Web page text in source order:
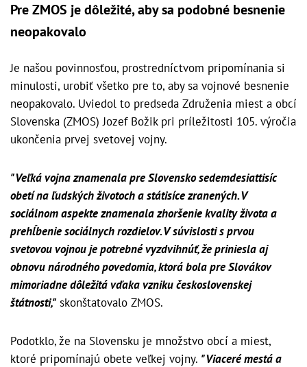
Pre ZMOS je dôležité, aby sa podobné besnenie
neopakovalo
Je našou povinnosťou, prostredníctvom pripomínania si
minulosti, urobiť všetko pre to, aby sa vojnové besnenie
neopakovalo. Uviedol to predseda Združenia miest a obcí
Slovenska (ZMOS) Jozef Božik pri príležitosti 105. výročia
ukončenia prvej svetovej vojny.
"Veľká vojna znamenala pre Slovensko sedemdesiattisíc
obetí na ľudských životoch a státisíce zranených. V
sociálnom aspekte znamenala zhoršenie kvality života a
prehĺbenie sociálnych rozdielov. V súvislosti s prvou
svetovou vojnou je potrebné vyzdvihnúť, že priniesla aj
obnovu národného povedomia, ktorá bola pre Slovákov
mimoriadne dôležitá vďaka vzniku československej
štátnosti," skonštatovalo ZMOS.
Podotklo, že na Slovensku je množstvo obcí a miest,
ktoré pripomínajú obete veľkej vojny. "Viaceré mestá a